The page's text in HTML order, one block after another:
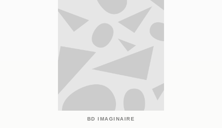
BD IMAGINAIRE